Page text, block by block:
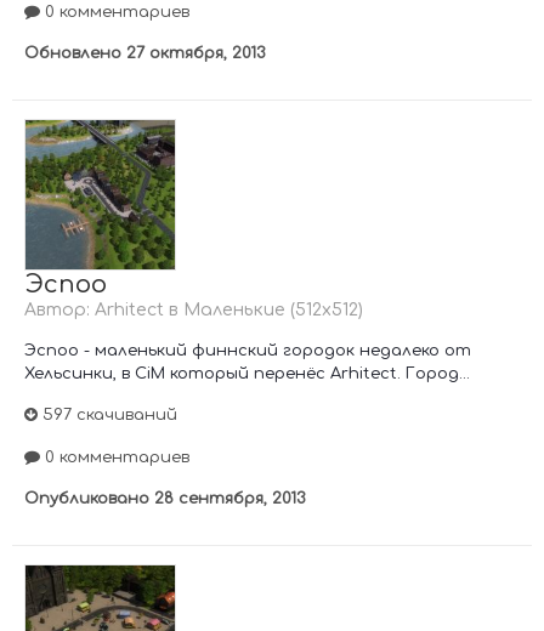
0 комментариев
Обновлено 27 октября, 2013
Эспоо
Автор: Arhitect в Маленькие (512х512)
Эспоо - маленький финнский городок недалеко от
Хельсинки, в CiM который перенёс Arhitect. Город...
597 скачиваний
0 комментариев
Опубликовано 28 сентября, 2013